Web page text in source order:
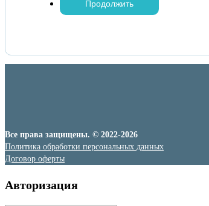
Все права защищены. © 2022-2026
Политика обработки персональных данных
Договор оферты
Авторизация